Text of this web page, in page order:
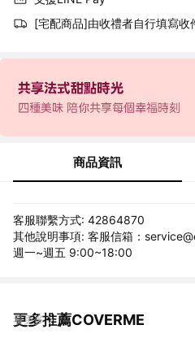
[宅配商品]由收禮者自行填寫收
商品資訊
客服聯繫方式: 42864870
其他說明事項: 客服信箱：
週一~週五 9:00~18:00
更多推薦COVERME
看更多